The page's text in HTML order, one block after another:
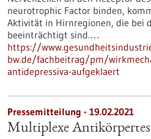
neurotrophic Factor binden,
Aktivität in Hirnregionen, die bei
beeinträchtigt sind.…
https://
bw.de/fachbeitrag/pm/
antidepressiva-aufgeklaert
Pressemitteilung - 19.02.2021
Multiplexe